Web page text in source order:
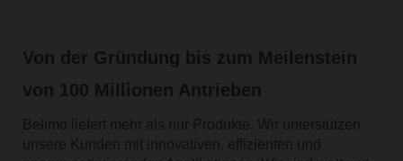
Von der Gründung bis zum Meilenstein
von 100 Millionen Antrieben
Belimo liefert mehr als nur Produkte. Wir unterstützen
unsere Kunden mit innovativen, effizienten und